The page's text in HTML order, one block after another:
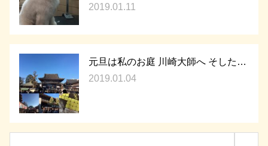
2019.01.11
元旦は私のお庭 川崎大師へ そした…
2019.01.04